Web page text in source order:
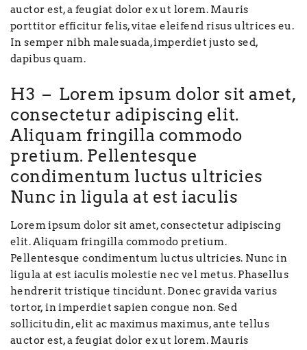
auctor est, a feugiat dolor ex ut lorem. Mauris
porttitor efficitur felis, vitae eleifend risus ultrices eu.
In semper nibh malesuada, imperdiet justo sed,
dapibus quam.
H3 – Lorem ipsum dolor sit amet,
consectetur adipiscing elit.
Aliquam fringilla commodo
pretium. Pellentesque
condimentum luctus ultricies
Nunc in ligula at est iaculis
Lorem ipsum dolor sit amet, consectetur adipiscing
elit. Aliquam fringilla commodo pretium.
Pellentesque condimentum luctus ultricies. Nunc in
ligula at est iaculis molestie nec vel metus. Phasellus
hendrerit tristique tincidunt. Donec gravida varius
tortor, in imperdiet sapien congue non. Sed
sollicitudin, elit ac maximus maximus, ante tellus
auctor est, a feugiat dolor ex ut lorem. Mauris